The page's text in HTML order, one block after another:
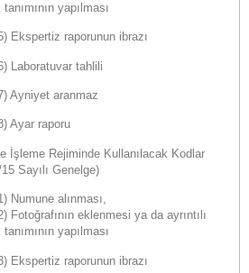
yapılması
Ekspertiz raporunun ibrazı
Laboratuvar tahlili
Ayniyet aranmaz
Ayar raporu
İşleme Rejiminde Kullanılacak Kodlar
Sayılı Genelge)
Numune alınması,
Fotoğrafının eklenmesi ya da ayrıntılı
yapılması
Ekspertiz raporunun ibrazı